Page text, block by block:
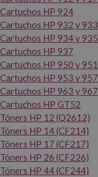
Cartuchos HP 924
Cartuchos HP 932 y 933
Cartuchos HP 934 y 935
Cartuchos HP 937
Cartuchos HP 950 y 951
Cartuchos HP 953 y 957
Cartuchos HP 963 y 967
Cartuchos HP GT52
Tóners HP 12 (Q2612)
Tóners HP 14 (CF214)
Tóners HP 17 (CF217)
Tóners HP 26 (CF226)
Tóners HP 44 (CF244)